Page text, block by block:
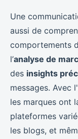
Une
aussi de
comportements
l’analyse de
des insights
messages. Avec
les marques ont
plateformes
les blogs, et